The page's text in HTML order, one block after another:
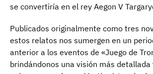
se convertiría en el rey Aegon V
Publicados originalmente como tres
estos relatos nos sumergen en un
anterior a los eventos de «Juego de
brindándonos una visión más detallada